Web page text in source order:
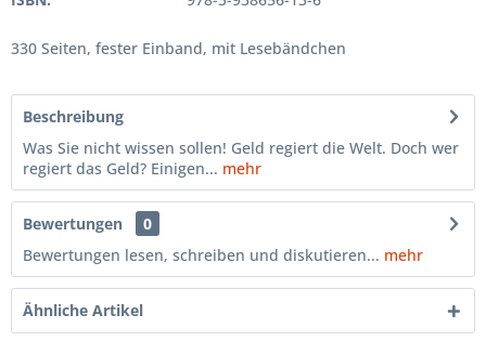
330 Seiten, fester Einband, mit Lesebändchen
Beschreibung
Was Sie nicht wissen sollen! Geld regiert die Welt. Doch wer
regiert das Geld? Einigen... mehr
Bewertungen
0
Bewertungen lesen, schreiben und diskutieren... mehr
Ähnliche Artikel